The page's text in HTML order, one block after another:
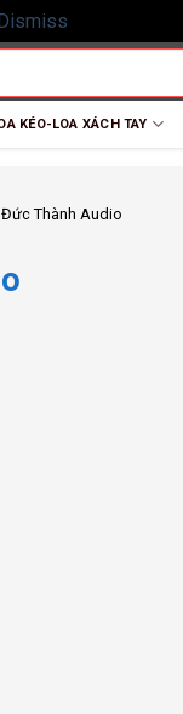
KÉO-LOA XÁCH TAY
Thành Audio